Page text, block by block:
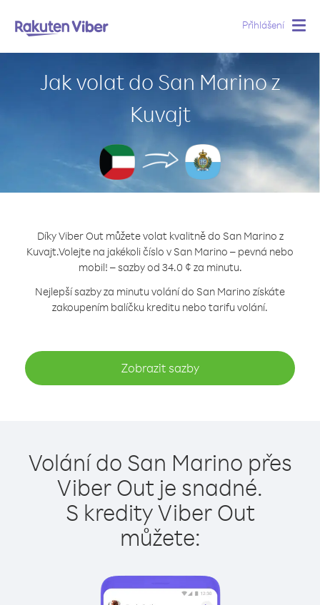
Přihlášení
Jak volat do San Marino z
Kuvajt
Díky Viber Out můžete volat kvalitně do San Marino z
Kuvajt.Volejte na jakékoli číslo v San Marino – pevná nebo
mobil! – sazby od 34.0 ¢ za minutu.
Nejlepší sazby za minutu volání do San Marino získáte
zakoupením balíčku kreditu nebo tarifu volání.
Zobrazit sazby
Volání do San Marino přes
Viber Out je snadné.
S kredity Viber Out
můžete: